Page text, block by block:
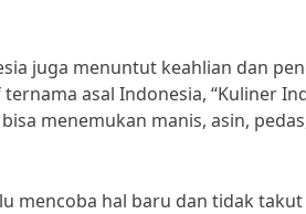
juga menuntut keahlian dan
asal Indonesia, “Kuliner
menemukan manis, asin,
mencoba hal baru dan tidak